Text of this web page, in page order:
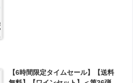
【6時間限定タイムセール】【送料